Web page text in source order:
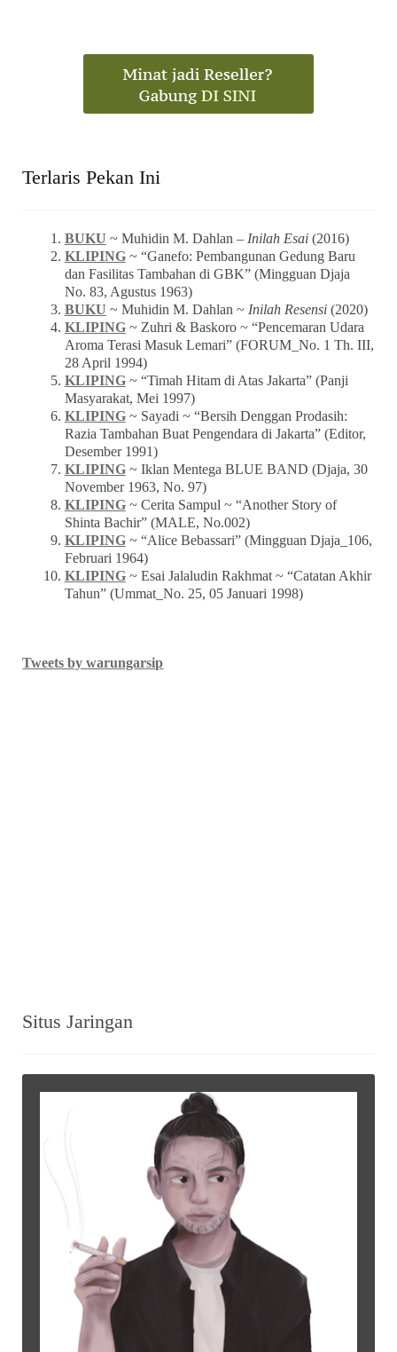
Terlaris Pekan Ini
BUKU ~ Muhidin M. Dahlan – Inilah Esai(2016)
KLIPING~ “Ganefo: Pembangunan Gedung Baru
dan Fasilitas Tambahan di GBK” (Mingguan Djaja
No. 83, Agustus 1963)
BUKU ~ Muhidin M. Dahlan ~ Inilah Resensi(2020)
KLIPING~ Zuhri & Baskoro ~ “Pencemaran Udara
Aroma Terasi Masuk Lemari” (FORUM_No. 1 Th. III,
28 April 1994)
KLIPING~ “Timah Hitam di Atas Jakarta” (Panji
Masyarakat, Mei 1997)
KLIPING~ Sayadi ~ “Bersih Denggan Prodasih:
Razia Tambahan Buat Pengendara di Jakarta” (Editor,
Desember 1991)
KLIPING~ Iklan Mentega BLUE BAND (Djaja, 30
November 1963, No. 97)
KLIPING~ Cerita Sampul ~ “Another Story of
Shinta Bachir” (MALE, No.002)
KLIPING~ “Alice Bebassari” (Mingguan Djaja_106,
Februari 1964)
KLIPING~ Esai Jalaludin Rakhmat ~ “Catatan Akhir
Tahun” (Ummat_No. 25, 05 Januari 1998)
Tweets by warungarsip
Situs Jaringan